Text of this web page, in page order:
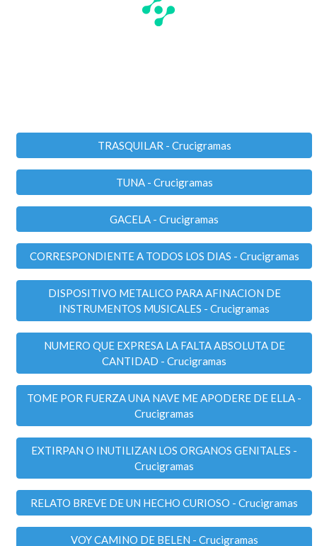
TRASQUILAR - Crucigramas
TUNA - Crucigramas
GACELA - Crucigramas
CORRESPONDIENTE A TODOS LOS DIAS - Crucigramas
DISPOSITIVO METALICO PARA AFINACION DE
INSTRUMENTOS MUSICALES - Crucigramas
NUMERO QUE EXPRESA LA FALTA ABSOLUTA DE
CANTIDAD - Crucigramas
TOME POR FUERZA UNA NAVE ME APODERE DE ELLA -
Crucigramas
EXTIRPAN O INUTILIZAN LOS ORGANOS GENITALES -
Crucigramas
RELATO BREVE DE UN HECHO CURIOSO - Crucigramas
VOY CAMINO DE BELEN - Crucigramas